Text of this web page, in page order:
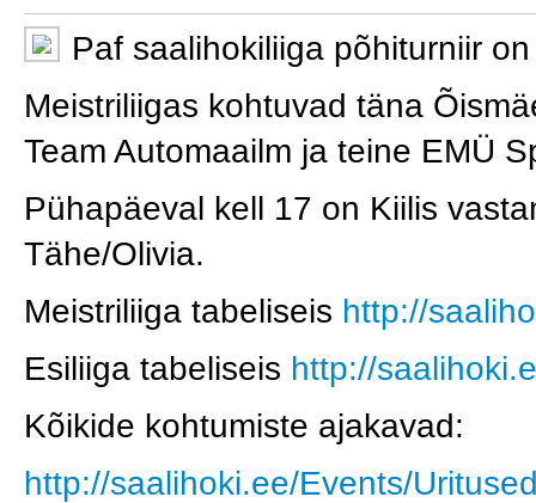
Paf saalihokiliiga põhiturniir
Meistriliigas kohtuvad täna
Team Automaailm ja teine EMÜ
Pühapäeval kell 17 on Kiilis
Tähe/Olivia.
Meistriliiga tabeliseis http://
Esiliiga tabeliseis http://
Kõikide kohtumiste ajakavad:
http://saalihoki.ee/Events/